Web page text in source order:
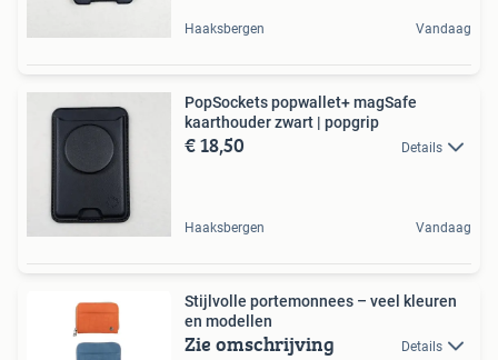
Haaksbergen Vandaag
PopSockets popwallet+ magSafe
kaarthouder zwart | popgrip
€ 18,50 Details
Haaksbergen Vandaag
Stijlvolle portemonnees – veel kleuren
en modellen
Zie omschrijving Details